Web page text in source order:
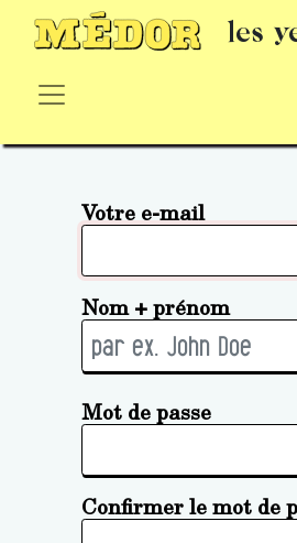
les
Votre e-mail
Nom + prénom
Mot de passe
Confirmer le mot de